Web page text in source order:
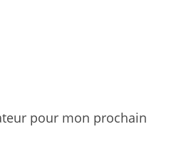
pour mon prochain